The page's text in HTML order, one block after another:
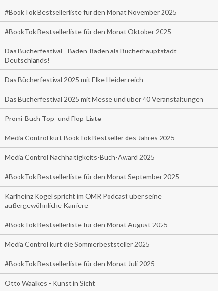
#BookTok Bestsellerliste für den Monat November 2025
#BookTok Bestsellerliste für den Monat Oktober 2025
Das Bücherfestival - Baden-Baden als Bücherhauptstadt
Deutschlands!
Das Bücherfestival 2025 mit Elke Heidenreich
Das Bücherfestival 2025 mit Messe und über 40 Veranstaltungen
Promi-Buch Top- und Flop-Liste
Media Control kürt BookTok Bestseller des Jahres 2025
Media Control Nachhaltigkeits-Buch-Award 2025
#BookTok Bestsellerliste für den Monat September 2025
Karlheinz Kögel spricht im OMR Podcast über seine
außergewöhnliche Karriere
#BookTok Bestsellerliste für den Monat August 2025
Media Control kürt die Sommerbeststeller 2025
#BookTok Bestsellerliste für den Monat Juli 2025
Otto Waalkes - Kunst in Sicht